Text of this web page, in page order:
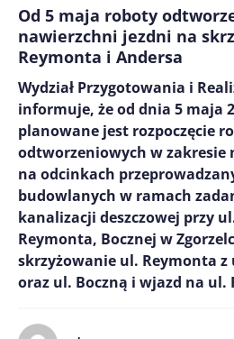
Od 5 maja roboty
nawierzchni jezdni na
Reymonta i Andersa
Wydział Przygotowania i
informuje, że od dnia 5 maja
planowane jest rozpoczęcie
odtworzeniowych w zakresie
na odcinkach
budowlanych w ramach
kanalizacji deszczowej przy
Reymonta, Bocznej w
skrzyżowanie ul. Reymonta z
oraz ul. Boczną i wjazd na ul.